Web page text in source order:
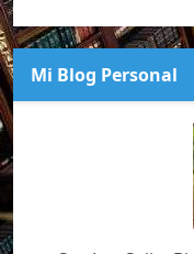
Mi Blog Personal